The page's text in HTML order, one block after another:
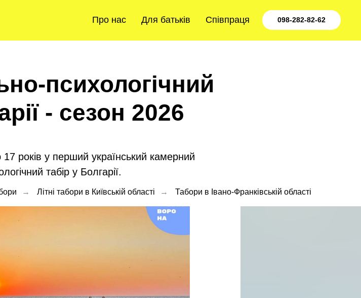
Про нас Для батьків Співпраця 098-282-82-62
психологічний
- сезон 2026
років у перший український камерний
табір у Болгарії.
→ Літні табори в Київській області → Табори в Івано-Франківській області